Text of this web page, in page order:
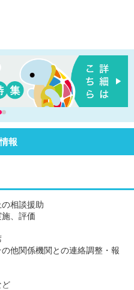
報
相談援助
、評価
他関係機関との連絡調整・報